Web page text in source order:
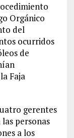
Orgánico
del
ocurridos
de
Faja
gerentes
personas
a los